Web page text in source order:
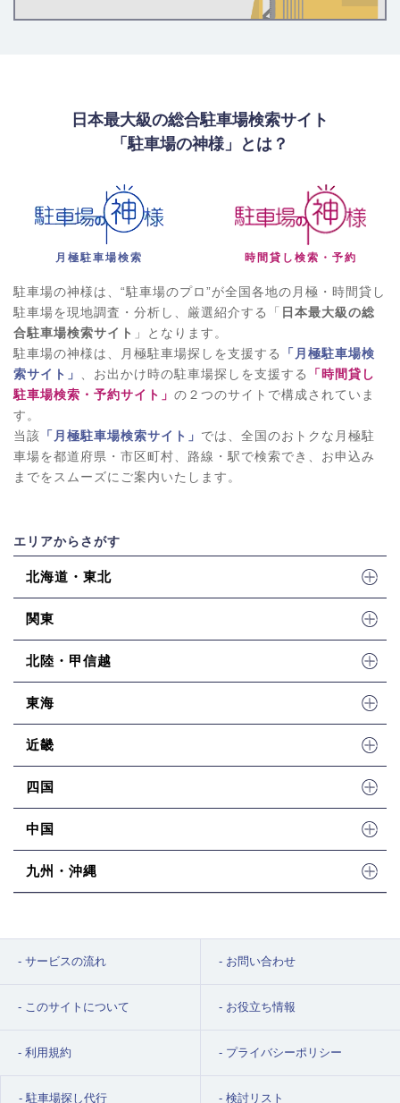
日本最大級の総合駐車場検索サイト
「駐車場の神様」とは？
月極駐車場検索 時間貸し検索・予約
駐車場の神様は、“駐車場のプロ”が全国各地の月極・時間貸し
駐車場を現地調査・分析し、厳選紹介する「 日本最大級の総
合駐車場検索サイト 」となります。
駐車場の神様は、月極駐車場探しを支援する
「月極駐車場検
索サイト」
、お出かけ時の駐車場探しを支援する
「時間貸し
駐車場検索・予約サイト」 の２つのサイトで構成されていま
す。
当該 「月極駐車場検索サイト」 では、全国のおトクな月極駐
車場を都道府県・市区町村、路線・駅で検索でき、お申込み
までをスムーズにご案内いたします。
エリアからさがす
北海道・東北
関東
北陸・甲信越
東海
近畿
四国
中国
九州・沖縄
サービスの流れ お問い合わせ
このサイトについて お役立ち情報
利用規約 プライバシーポリシー
駐車場探し代行 検討リスト